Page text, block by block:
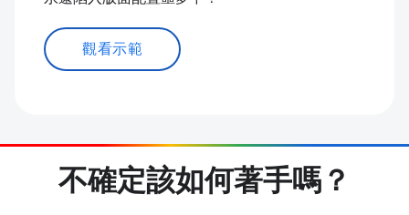
觀看示範
不確定該如何著手嗎？